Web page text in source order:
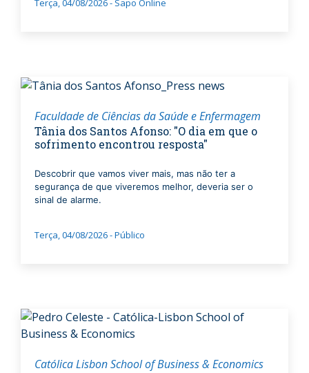
Faculdade de Ciências da Saúde e Enfermagem
Tânia dos Santos Afonso: "O dia em que o
sofrimento encontrou resposta"
Descobrir que vamos viver mais, mas não ter a
segurança de que viveremos melhor, deveria ser o
sinal de alarme.
Terça, 04/08/2026 - Público
Católica Lisbon School of Business & Economics